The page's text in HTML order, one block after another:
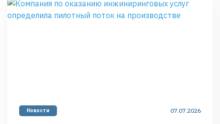
пилота — это не лотерея. Мы тщательно анализировали карту …
Continued
Новости 07.07.2026